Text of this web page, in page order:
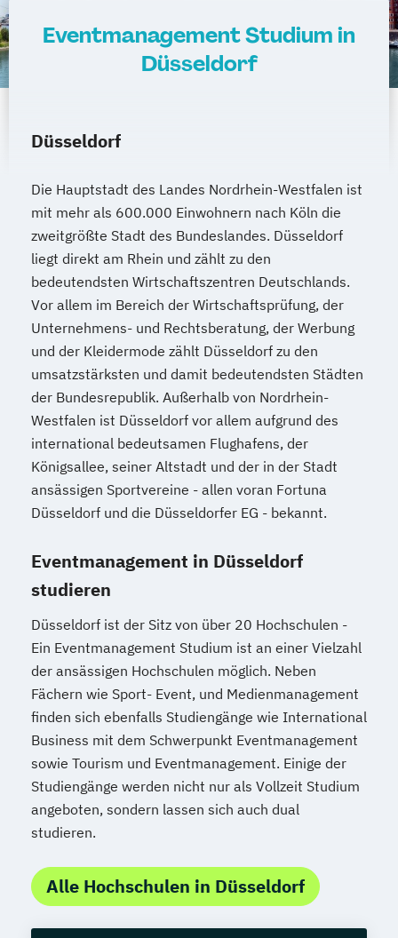
Eventmanagement Studium in
Düsseldorf
Düsseldorf
Die Hauptstadt des Landes Nordrhein-Westfalen ist
mit mehr als 600.000 Einwohnern nach Köln die
zweitgrößte Stadt des Bundeslandes. Düsseldorf
liegt direkt am Rhein und zählt zu den
bedeutendsten Wirtschaftszentren Deutschlands.
Vor allem im Bereich der Wirtschaftsprüfung, der
Unternehmens- und Rechtsberatung, der Werbung
und der Kleidermode zählt Düsseldorf zu den
umsatzstärksten und damit bedeutendsten Städten
der Bundesrepublik. Außerhalb von Nordrhein-
Westfalen ist Düsseldorf vor allem aufgrund des
international bedeutsamen Flughafens, der
Königsallee, seiner Altstadt und der in der Stadt
ansässigen Sportvereine - allen voran Fortuna
Düsseldorf und die Düsseldorfer EG - bekannt.
Eventmanagement in Düsseldorf
studieren
Düsseldorf ist der Sitz von über 20 Hochschulen -
Ein Eventmanagement Studium ist an einer Vielzahl
der ansässigen Hochschulen möglich. Neben
Fächern wie Sport- Event, und Medienmanagement
finden sich ebenfalls Studiengänge wie International
Business mit dem Schwerpunkt Eventmanagement
sowie Tourism und Eventmanagement. Einige der
Studiengänge werden nicht nur als Vollzeit Studium
angeboten, sondern lassen sich auch dual
studieren.
Alle Hochschulen in Düsseldorf